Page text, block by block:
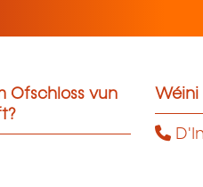
Ofschloss vun
Wéini